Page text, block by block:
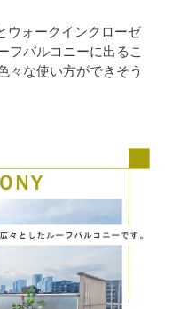
ウォークインクローゼ
フバルコニーに出るこ
々な使い方ができそう